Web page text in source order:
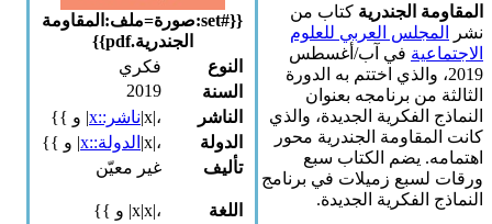
{{#set:صورة=ملف:المقاومة
الجندرية.pdf}}
النوع
فكري
السنة
2019
الناشر
،|x| ناشر::x | و }}
الدولة
،|x| الدولة::x | و }}
تأليف
غير معيّن
اللغة
،|x|x| و }}
المقاومة الجندرية كتاب من
نشر
المجلس العربي للعلوم
الاجتماعية في آب/أغسطس
2019، والذي اختتم به الدورة
الثالثة من برنامجه بعنوان
النماذج الفكرية الجديدة، والذي
كانت المقاومة الجندرية محور
اهتمامه. يضم الكتاب سبع
ورقات لسبع زميلات في برنامج
النماذج الفكرية الجديدة.